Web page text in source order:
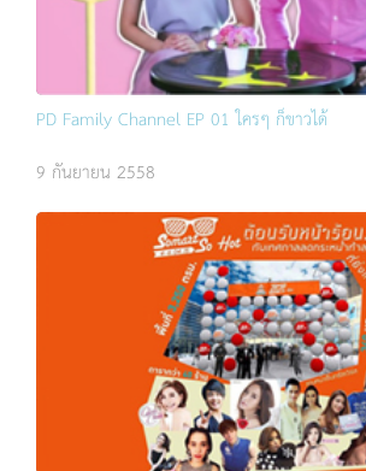
PD Family Channel EP 01 ใครๆ ก็ขาวได้
9 กันยายน 2558